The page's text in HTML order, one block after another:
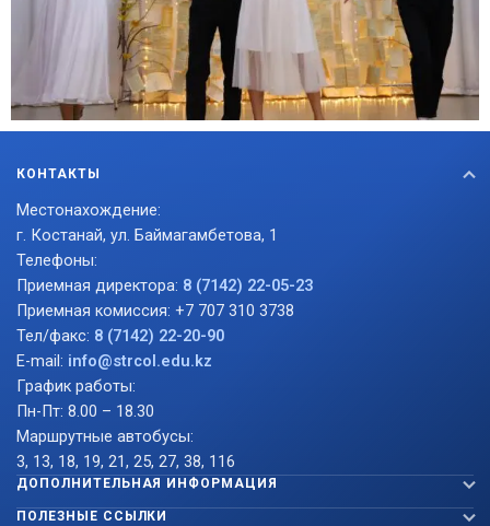
КОНТАКТЫ
Местонахождение:
г. Костанай, ул. Баймагамбетова, 1
Телефоны:
Приемная директора: 8 (7142) 22-05-23
Приемная комиссия: +7 707 310 3738
Тел/факс: 8 (7142) 22-20-90
E-mail: info@strcol.edu.kz
График работы:
Пн-Пт: 8.00 – 18.30
Маршрутные автобусы:
3, 13, 18, 19, 21, 25, 27, 38, 116
ДОПОЛНИТЕЛЬНАЯ ИНФОРМАЦИЯ
ПОЛЕЗНЫЕ ССЫЛКИ